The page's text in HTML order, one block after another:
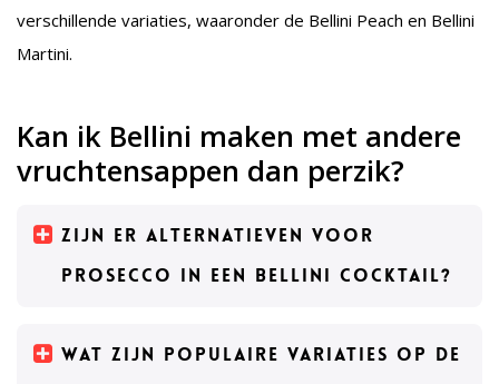
verschillende variaties, waaronder de Bellini Peach en Bellini
Martini.
Kan ik Bellini maken met andere
vruchtensappen dan perzik?
Zijn er alternatieven voor
prosecco in een Bellini cocktail?
Wat zijn populaire variaties op de